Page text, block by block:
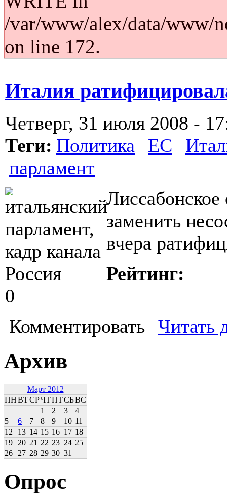
/var/www/alex/data/www/
on line 172.
Италия
Четверг, 31 июля 2008 -
Теги: Политика ЕС
парламент
Лиссабонское
заменить
вчера
Рейтинг:
0
Комментировать
Читать
Архив
Март 2012
ПНВТСРЧТПТСБВС
1
2 3
4
5
6 7 8 9 10 11
12
13 14 15 16 17 18
19
20 21 22 23 24 25
26
27 28 29 30 31
Опрос